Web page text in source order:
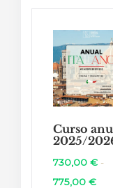
Curso
2025/
730,00 € -
775,00 €